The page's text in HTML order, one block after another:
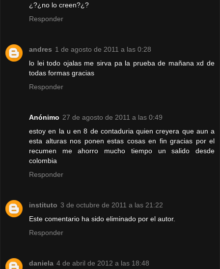
¿?¿no lo creen?¿?
Responder
andres 1 de agosto de 2011 a las 0:28
lo lei todo ojalas me sirva pa la prueba de mañana xd de
todas formas gracias
Responder
Anónimo 27 de agosto de 2011 a las 0:49
estoy en la u en 8 de contaduria quien creyera que aun a
esta alturas nos ponen estas cosas en fin gracias por el
recumen me ahorro mucho tiempo un salido desde
colombia
Responder
instituto 3 de octubre de 2011 a las 21:22
Este comentario ha sido eliminado por el autor.
Responder
daniela 4 de abril de 2012 a las 18:48